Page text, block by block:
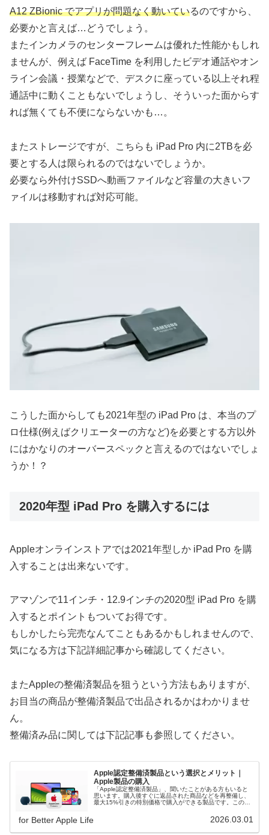
A12 ZBionicでアプリが問題なく動いているのですから、
必要かと言えば…どうでしょう。
またインカメラのセンターフレームは優れた性能かもしれ
ませんが、例えば FaceTime を利用したビデオ通話やオン
ライン会議・授業などで、デスクに座っている以上それ程
通話中に動くこともないでしょうし、そういった面からす
れば無くても不便にならないかも…。
またストレージですが、こちらも iPad Pro 内に2TBを必
要とする人は限られるのではないでしょうか。
必要なら外付けSSDへ動画ファイルなど容量の大きいフ
ァイルは移動すれば対応可能。
こうした面からしても2021年型の iPad Pro は、本当のプ
ロ仕様(例えばクリエーターの方など)を必要とする方以外
にはかなりのオーバースペックと言えるのではないでしょ
うか！？
2020年型 iPad Pro を購入するには
Appleオンラインストアでは2021年型しか iPad Pro を購
入することは出来ないです。
アマゾンで11インチ・12.9インチの2020型 iPad Pro を購
入するとポイントもついてお得です。
もしかしたら完売なんてこともあるかもしれませんので、
気になる方は下記詳細記事から確認してください。
またAppleの整備済製品を狙うという方法もありますが、
お目当の商品が整備済製品で出品されるかはわかりませ
ん。
整備済み品に関しては下記記事も参照してください。
Apple認定整備済製品という選択とメリット｜
Apple製品の購入
「Apple認定整備済製品」、聞いたことがある方もいると
思います。購入後すぐに返品された商品などを再整備し、
最大15%引きの特別価格で購入ができる製品です。この整
for Better Apple Life 2026.03.01